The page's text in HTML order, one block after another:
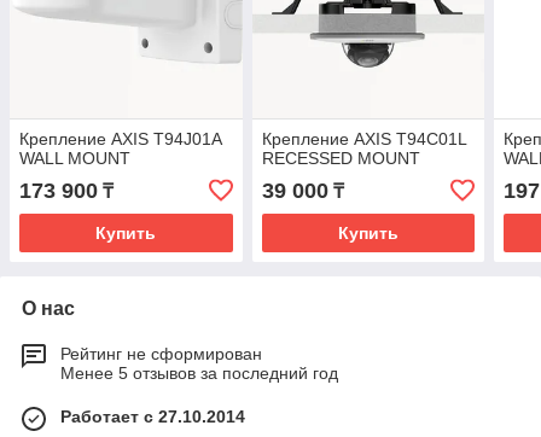
Крепление AXIS T94J01A
WALL MOUNT
173 900 ₸
Купить
Крепление AXIS T94C01L
RECESSED MOUNT
39 000₸
Купить
О нас
Рейтинг не сформирован
Менее 5 отзывов за последний год
Работает с 27.10.2014